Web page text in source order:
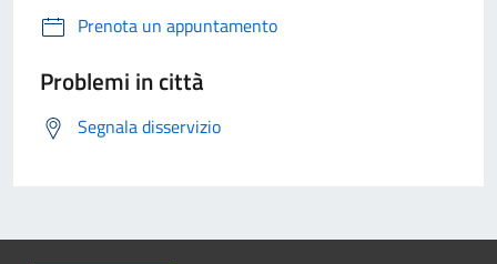
Prenota un appuntamento
Problemi in città
Segnala disservizio